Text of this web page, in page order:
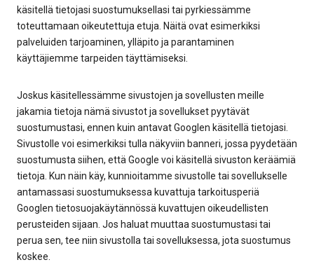
käsitellä tietojasi suostumuksellasi tai pyrkiessämme
toteuttamaan oikeutettuja etuja. Näitä ovat esimerkiksi
palveluiden tarjoaminen, ylläpito ja parantaminen
käyttäjiemme tarpeiden täyttämiseksi.
Joskus käsitellessämme sivustojen ja sovellusten meille
jakamia tietoja nämä sivustot ja sovellukset pyytävät
suostumustasi, ennen kuin antavat Googlen käsitellä tietojasi.
Sivustolle voi esimerkiksi tulla näkyviin banneri, jossa pyydetään
suostumusta siihen, että Google voi käsitellä sivuston keräämiä
tietoja. Kun näin käy, kunnioitamme sivustolle tai sovellukselle
antamassasi suostumuksessa kuvattuja tarkoitusperiä
Googlen tietosuojakäytännössä kuvattujen oikeudellisten
perusteiden sijaan. Jos haluat muuttaa suostumustasi tai
perua sen, tee niin sivustolla tai sovelluksessa, jota suostumus
koskee.